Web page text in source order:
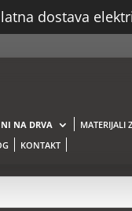
dostava
NA DRVA MATERIJALI
KONTAKT